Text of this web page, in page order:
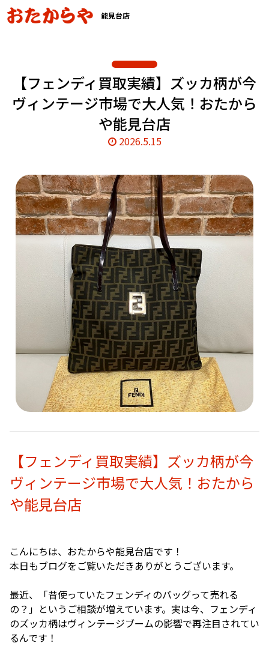
能見台店
【フェンディ買取実績】ズッカ柄が今
ヴィンテージ市場で大人気！おたから
や能見台店
2026.5.15
【フェンディ買取実績】ズッカ柄が今
ヴィンテージ市場で大人気！おたから
や能見台店
こんにちは、おたからや能見台店です！
本日もブログをご覧いただきありがとうございます。
最近、「昔使っていたフェンディのバッグって売れる
の？」というご相談が増えています。実は今、フェンディ
のズッカ柄はヴィンテージブームの影響で再注目されてい
るんです！